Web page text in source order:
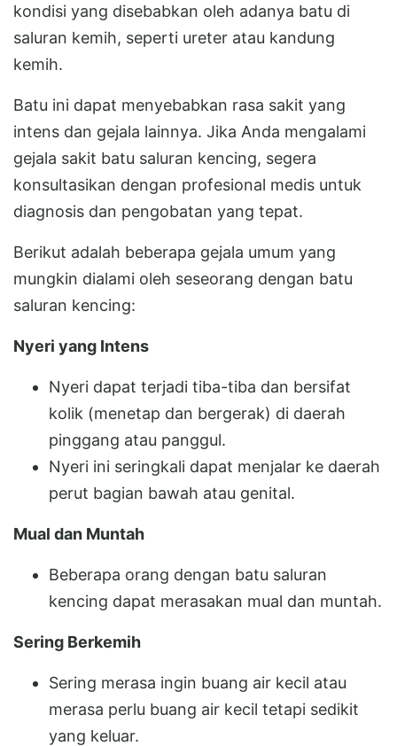
kondisi yang disebabkan oleh adanya batu di
saluran kemih, seperti ureter atau kandung
kemih.
Batu ini dapat menyebabkan rasa sakit yang
intens dan gejala lainnya. Jika Anda mengalami
gejala sakit batu saluran kencing, segera
konsultasikan dengan profesional medis untuk
diagnosis dan pengobatan yang tepat.
Berikut adalah beberapa gejala umum yang
mungkin dialami oleh seseorang dengan batu
saluran kencing:
Nyeri yang Intens
Nyeri dapat terjadi tiba-tiba dan bersifat
kolik (menetap dan bergerak) di daerah
pinggang atau panggul.
Nyeri ini seringkali dapat menjalar ke daerah
perut bagian bawah atau genital.
Mual dan Muntah
Beberapa orang dengan batu saluran
kencing dapat merasakan mual dan muntah.
Sering Berkemih
Sering merasa ingin buang air kecil atau
merasa perlu buang air kecil tetapi sedikit
yang keluar.